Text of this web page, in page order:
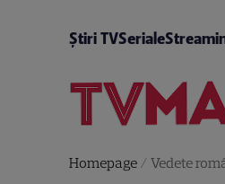
Știri TVSeriale
Homepage/ Vedete